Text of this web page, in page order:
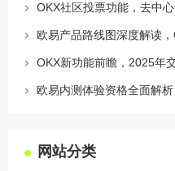
OKX社区投票功能，去中
欧易产品路线图深度解读
OKX新功能前瞻，2025年
欧易内测体验资格全面解
网站分类